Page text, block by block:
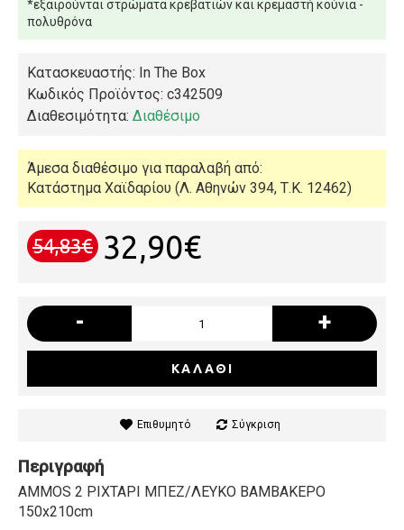
*εξαιρούνται στρώματα κρεβατιών και κρεμαστή κούνια -
πολυθρόνα
Κατασκευαστής: In The Box
Κωδικός Προϊόντος: c342509
Διαθεσιμότητα: Διαθέσιμο
Άμεσα διαθέσιμο για παραλαβή από:
Κατάστημα Χαϊδαρίου (Λ. Αθηνών 394, Τ.Κ. 12462)
54,83€ 32,90€
- +
ΚΑΛΆΘΙ
Επιθυμητό Σύγκριση
Περιγραφή
AMMOS 2 ΡΙΧΤΑΡΙ ΜΠΕΖ/ΛΕΥΚΟ ΒΑΜΒΑΚΕΡΟ
150x210cm